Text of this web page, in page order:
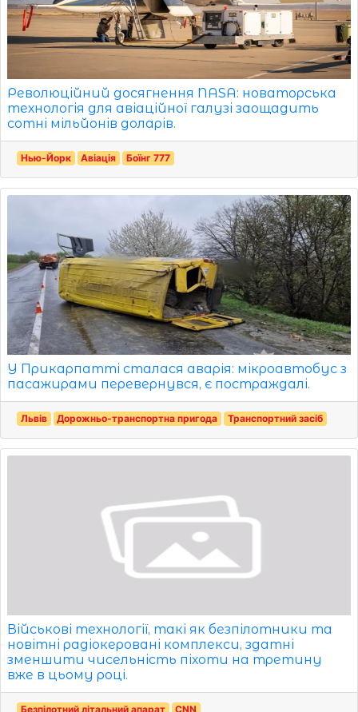
Революційний досягнення NASA: новаторська
технологія для авіаційної галузі заощадить
сотні мільйонів доларів.
Нью-Йорк Авіація Боїнг 777
У Прикарпатті сталася аварія: мікроавтобус з
пасажирами перевернувся, є постраждалі.
Львів Дорожньо-транспортна пригода Транспортний засіб
Військові технології, такі як безпілотники та
новітні радіокеровані комплекси, здатні
зменшити чисельність піхоти на третину
вже в цьому році.
Безпілотний літальний апарат CNN